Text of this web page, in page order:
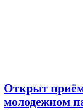
Открыт приём
молодежном